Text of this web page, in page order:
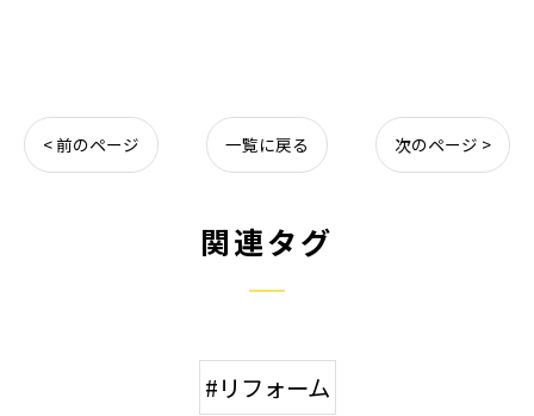
< 前のページ 一覧に戻る 次のページ >
関連タグ
#リフォーム